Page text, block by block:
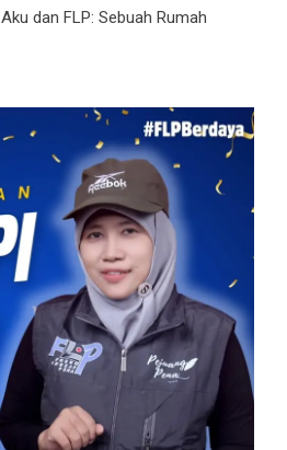
Aku dan FLP: Sebuah Rumah